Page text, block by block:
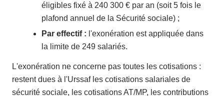
éligibles fixé à 240 300 € par an (soit 5 fois le
plafond annuel de la Sécurité sociale) ;
Par effectif : l'exonération est appliquée dans
la limite de 249 salariés.
L'exonération ne concerne pas toutes les cotisations :
restent dues à l'Urssaf les cotisations salariales de
sécurité sociale, les cotisations AT/MP, les contributions